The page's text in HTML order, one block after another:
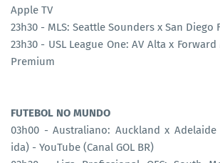
Apple TV
23h30 - MLS: Seattle Sounders x San Diego
23h30 - USL League One: AV Alta x
Premium
FUTEBOL NO MUNDO
03h00 - Australiano: Auckland x
ida) - YouTube (Canal GOL BR)